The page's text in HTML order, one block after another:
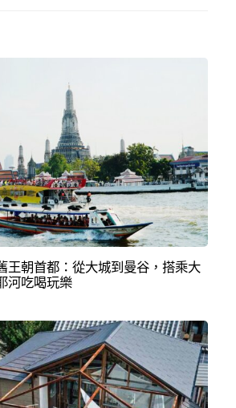
王朝首都：從大城到曼谷，搭乘大
河吃喝玩樂